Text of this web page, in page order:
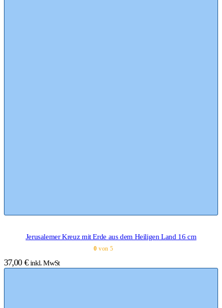
Jerusalemer Kreuz mit Erde aus dem Heiligen Land 16 cm
0 von 5
37,00 € inkl. MwSt